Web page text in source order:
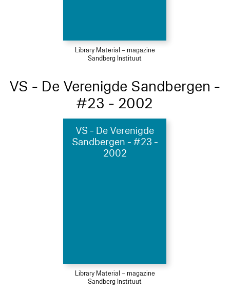
Library Material – magazine
Sandberg Instituut
VS - De Verenigde Sandbergen -
#23 - 2002
VS - De Verenigde
Sandbergen - #23 -
2002
Library Material – magazine
Sandberg Instituut